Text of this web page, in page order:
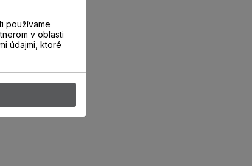
používame
v oblasti
údajmi, ktoré